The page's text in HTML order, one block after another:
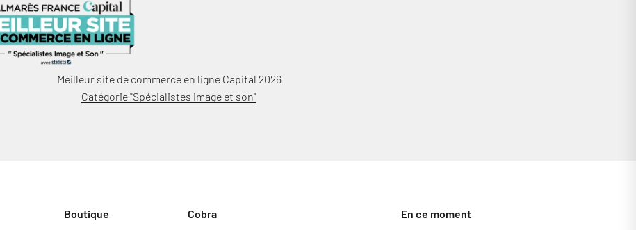
Meilleur site de commerce en ligne Capital 2026
Catégorie "Spécialistes image et son"
Boutique Cobra En ce moment